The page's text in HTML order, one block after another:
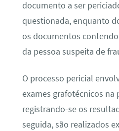
documento a ser
questionada, enquanto
os documentos
da pessoa suspeita de
O processo pericial
exames grafotécnicos na
registrando-se os
seguida, são realizados